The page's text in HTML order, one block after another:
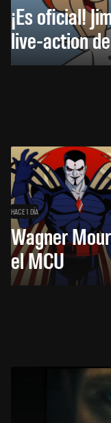
¡Es oficial!
live-action
HACE 1 DÍA
Wagner
el MCU